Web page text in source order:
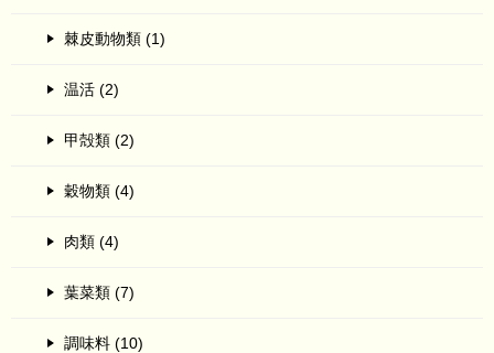
棘皮動物類 (1)
温活 (2)
甲殻類 (2)
穀物類 (4)
肉類 (4)
葉菜類 (7)
調味料 (10)